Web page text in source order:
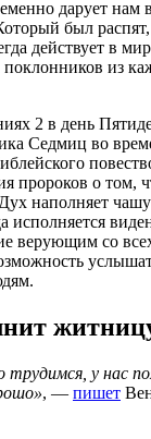
дарует нам
был распят,
действует в
из
2 в день
Седмиц во
пророков о том,
наполняет чашу
исполняется
верующим со
трудимся, у нас
, — пишет